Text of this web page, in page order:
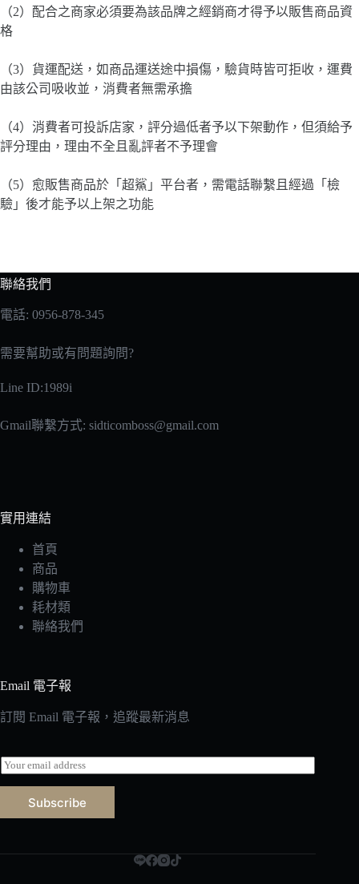
（2）配合之商家必須要為該品牌之經銷商才得予以販售商品資
格
（3）貨運配送，如商品運送途中損傷，驗貨時皆可拒收，運費
由該公司吸收並，消費者無需承擔
（4）消費者可投訴店家，評分過低者予以下架動作，但須給予
評分理由，理由不全且亂評者不予理會
（5）愈販售商品於「超鯊」平台者，需電話聯繫且經過「檢
驗」後才能予以上架之功能
聯絡我們
電話: 0956-878-345
需要幫助或有問題詢問?
Line ID:1989i
Gmail聯繫方式: sidticomboss@gmail.com
實用連結
首頁
商品
購物車
耗材類
聯絡我們
Email 電子報
訂閱 Email 電子報，追蹤最新消息
E
m
a
l
Subscribe